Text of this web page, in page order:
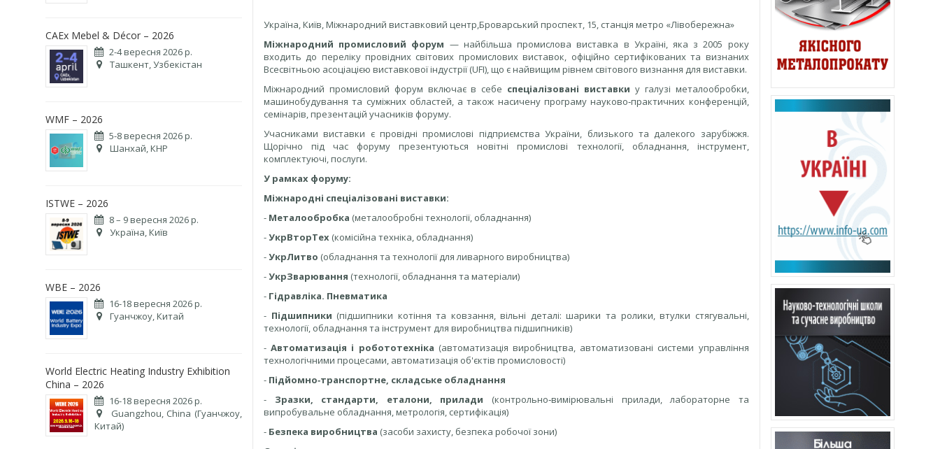
CAEx Mebel & Décor – 2026
2-4 вересня 2026 р.
Ташкент, Узбекістан
WMF – 2026
5-8 вересня 2026 р.
Шанхай, КНР
ISTWE – 2026
8 – 9 вересня 2026 р.
Україна, Київ
WBE – 2026
16-18 вересня 2026 р.
Гуанчжоу, Китай
World Electric Heating Industry Exhibition
China – 2026
16-18 вересня 2026 р.
Guangzhou, China (Гуанчжоу,
Китай)
Україна, Київ, Міжнародний виставковий центр,Броварський проспект, 15, станція метро «Лівобережна»
Міжнародний промисловий форум — найбільша промислова виставка в Україні, яка з 2005 року
входить до переліку провідних світових промислових виставок, офіційно сертифікованих та визнаних
Всесвітньою асоціацією виставкової індустрії (UFI), що є найвищим рівнем світового визнання для виставки.
Міжнародний промисловий форум включає в себе спеціалізовані виставки у галузі металообробки,
машинобудування та суміжних областей, а також насичену програму науково‑практичних конференцій,
семінарів, презентацій учасників форуму.
Учасниками виставки є провідні промислові підприємства України, близького та далекого зарубіжжя.
Щорічно під час форуму презентуються новітні промислові технології, обладнання, інструмент,
комплектуючі, послуги.
У рамках форуму:
Міжнародні спеціалізовані виставки:
- Металообробка (металообробні технології, обладнання)
-УкрВторТех (комісійна техніка, обладнання)
-УкрЛитво (обладнання та технології для ливарного виробництва)
-УкрЗварювання (технології, обладнання та матеріали)
- Гідравліка. Пневматика
- Підшипники (підшипники котіння та ковзання, вільні деталі: шарики та ролики, втулки стягувальні,
технології, обладнання та інструмент для виробництва підшипників)
-Автоматизація і робототехніка (автоматизація виробництва, автоматизовані системи управління
технологічними процесами, автоматизація об'єктів промисловості)
- Підйомно‑транспортне, складське обладнання
- Зразки, стандарти, еталони, прилади (контрольно‑вимірювальні прилади, лабораторне та
випробувальне обладнання, метрологія, сертифікація)
- Безпека виробництва (засоби захисту, безпека робочої зони)